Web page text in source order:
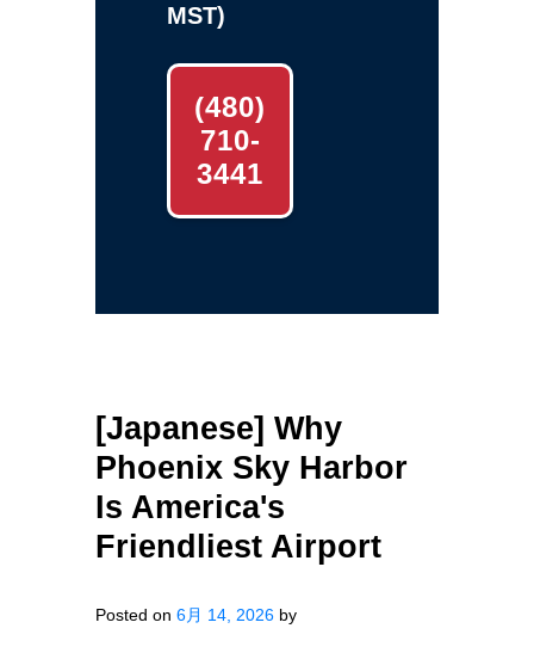
MST)
(480)
710-
3441
[Japanese] Why
Phoenix Sky Harbor
Is America's
Friendliest Airport
Posted on 6月 14, 2026 by